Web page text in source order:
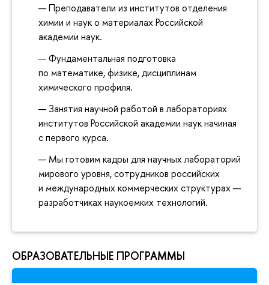
Преподаватели из институтов отделения
химии и наук о материалах Российской
академии наук.
Фундаментальная подготовка
по математике, физике, дисциплинам
химического профиля.
Занятия научной работой в лабораториях
институтов Российской академии наук начиная
с первого курса.
Мы готовим кадры для научных лабораторий
мирового уровня, сотрудников российских
и международных коммерческих структурах —
разработчиках наукоемких технологий.
ОБРАЗОВАТЕЛЬНЫЕ ПРОГРАММЫ